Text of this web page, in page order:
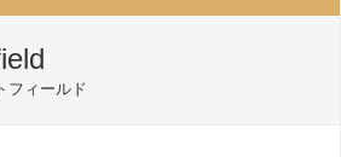
フィールド